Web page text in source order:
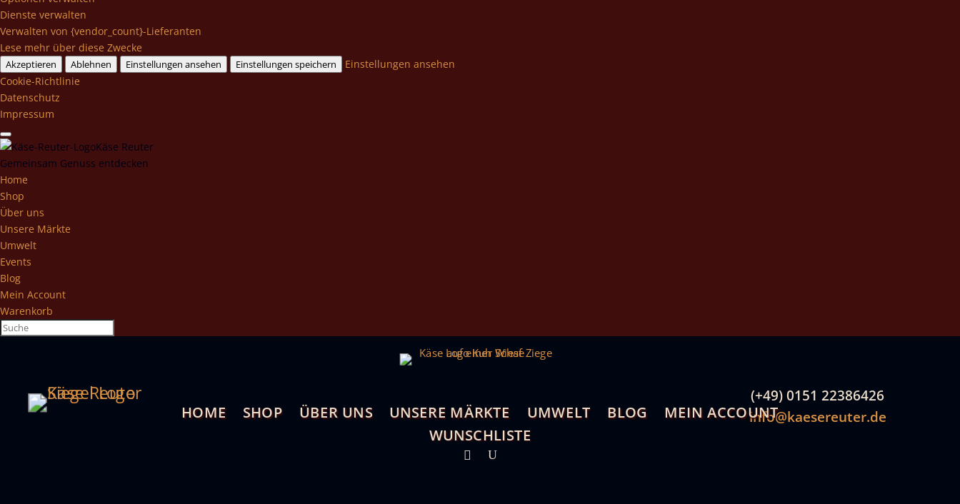
Dienste verwalten
Verwalten von {vendor_count}-Lieferanten
Lese mehr über diese Zwecke
Akzeptieren Ablehnen Einstellungen ansehen Einstellungen speichern
Einstellungen ansehen
Cookie-Richtlinie
Datenschutz
Impressum
Käse Reuter
Gemeinsam Genuss entdecken
Home
Shop
Über uns
Unsere Märkte
Umwelt
Events
Blog
Mein Account
Warenkorb
(+49) 0151 22386426
info@kaesereuter.de
HOME SHOP ÜBER UNS UNSERE MÄRKTE UMWELT BLOG
MEIN ACCOUNT
WUNSCHLISTE